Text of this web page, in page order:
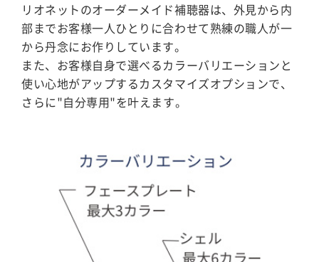
リオネットのオーダーメイド補聴器は、外見から内
部までお客様一人ひとりに合わせて熟練の職人が一
から丹念にお作りしています。
また、お客様自身で選べるカラーバリエーションと
使い心地がアップするカスタマイズオプションで、
さらに"自分専用"を叶えます。